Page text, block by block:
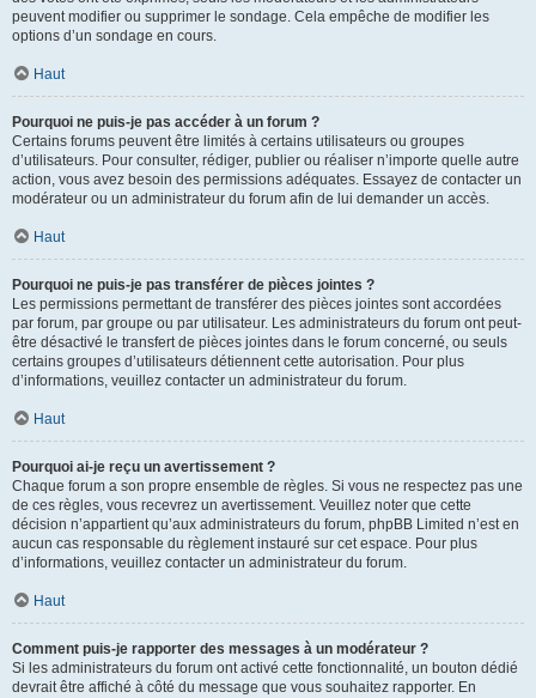
peuvent modifier ou supprimer le sondage. Cela empêche de modifier les
options d’un sondage en cours.
Haut
Pourquoi ne puis-je pas accéder à un forum ?
Certains forums peuvent être limités à certains utilisateurs ou groupes
d’utilisateurs. Pour consulter, rédiger, publier ou réaliser n’importe quelle autre
action, vous avez besoin des permissions adéquates. Essayez de contacter un
modérateur ou un administrateur du forum afin de lui demander un accès.
Haut
Pourquoi ne puis-je pas transférer de pièces jointes ?
Les permissions permettant de transférer des pièces jointes sont accordées
par forum, par groupe ou par utilisateur. Les administrateurs du forum ont peut-
être désactivé le transfert de pièces jointes dans le forum concerné, ou seuls
certains groupes d’utilisateurs détiennent cette autorisation. Pour plus
d’informations, veuillez contacter un administrateur du forum.
Haut
Pourquoi ai-je reçu un avertissement ?
Chaque forum a son propre ensemble de règles. Si vous ne respectez pas une
de ces règles, vous recevrez un avertissement. Veuillez noter que cette
décision n’appartient qu’aux administrateurs du forum, phpBB Limited n’est en
aucun cas responsable du règlement instauré sur cet espace. Pour plus
d’informations, veuillez contacter un administrateur du forum.
Haut
Comment puis-je rapporter des messages à un modérateur ?
Si les administrateurs du forum ont activé cette fonctionnalité, un bouton dédié
devrait être affiché à côté du message que vous souhaitez rapporter. En